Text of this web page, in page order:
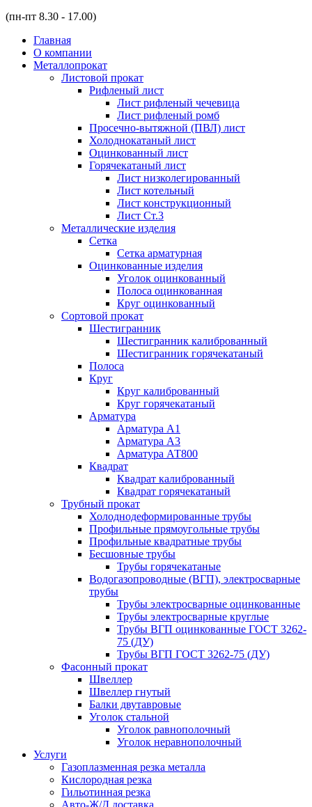
(пн-пт 8.30 - 17.00)
Главная
О компании
Металлопрокат
Листовой прокат
Рифленый лист
Лист рифленый чечевица
Лист рифленый ромб
Просечно-вытяжной (ПВЛ) лист
Холоднокатаный лист
Оцинкованный лист
Горячекатаный лист
Лист низколегированный
Лист котельный
Лист конструкционный
Лист Ст.3
Металлические изделия
Сетка
Сетка арматурная
Оцинкованные изделия
Уголок оцинкованный
Полоса оцинкованная
Круг оцинкованный
Сортовой прокат
Шестигранник
Шестигранник калиброванный
Шестигранник горячекатаный
Полоса
Круг
Круг калиброванный
Круг горячекатаный
Арматура
Арматура А1
Арматура А3
Арматура АТ800
Квадрат
Квадрат калиброванный
Квадрат горячекатаный
Трубный прокат
Холоднодеформированные трубы
Профильные прямоугольные трубы
Профильные квадратные трубы
Бесшовные трубы
Трубы горячекатаные
Водогазопроводные (ВГП), электросварные
трубы
Трубы электросварные оцинкованные
Трубы электросварные круглые
Трубы ВГП оцинкованные ГОСТ 3262-
75 (ДУ)
Трубы ВГП ГОСТ 3262-75 (ДУ)
Фасонный прокат
Швеллер
Швеллер гнутый
Балки двутавровые
Уголок стальной
Уголок равнополочный
Уголок неравнополочный
Услуги
Газоплазменная резка металла
Кислородная резка
Гильотинная резка
Авто-Ж/Д доставка